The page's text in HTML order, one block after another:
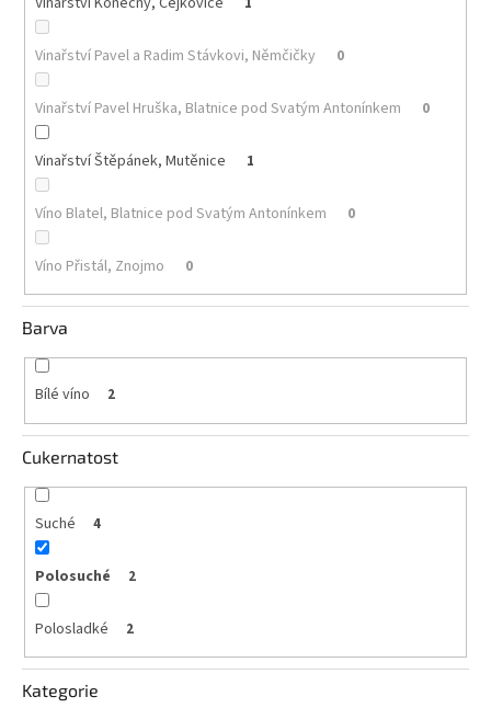
nabídka
Poslední
láhve
skladem
Cuvée
vína
Klarety
podle
jakosti
Víno
podle
obsahu
balení
vína
Delikatesy
vínu
Vývrtky
BiB
-
Vinařství Pavel a Radim Stávkovi, Němčičky 0
Vinařství Pavel Hruška, Blatnice pod Svatým Antonínkem 0
Vinařství Štěpánek, Mutěnice 1
Víno Blatel, Blatnice pod Svatým Antonínkem 0
Víno Přistál, Znojmo 0
Barva
Bílé víno 2
Cukernatost
Suché 4
Polosuché 2
Polosladké 2
Kategorie